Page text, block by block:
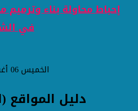
إحباط محاولة بناء
في
الخميس 06 أغسطس 2026 09:03 مساءً
دليل المواقع